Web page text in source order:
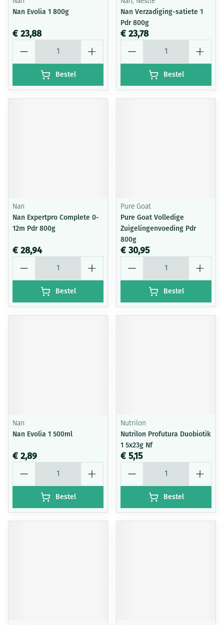
Nan Evolia 1 800g
€ 23,88
Bestel
Nan Verzadiging-satiete 1
Pdr 800g
€ 23,78
Bestel
Nan
Nan Expertpro Complete 0-
12m Pdr 800g
€ 28,94
Bestel
Pure Goat
Pure Goat Volledige
Zuigelingenvoeding Pdr
800g
€ 30,95
Bestel
Nan
Nan Evolia 1 500ml
€ 2,89
Bestel
Nutrilon
Nutrilon Profutura Duobiotik
1 5x23g Nf
€ 5,15
Bestel